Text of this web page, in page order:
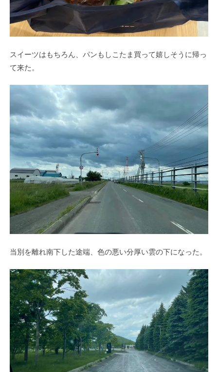
スイーツはもちろん、パンもしこたま買って嬉しそうに帰っ
て来た。
当別を離れ南下した途端、色の悪い分厚い雲の下になった。